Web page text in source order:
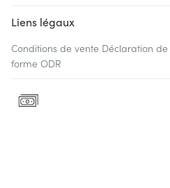
Liens légaux
Conditions de vente Déclaration
forme ODR